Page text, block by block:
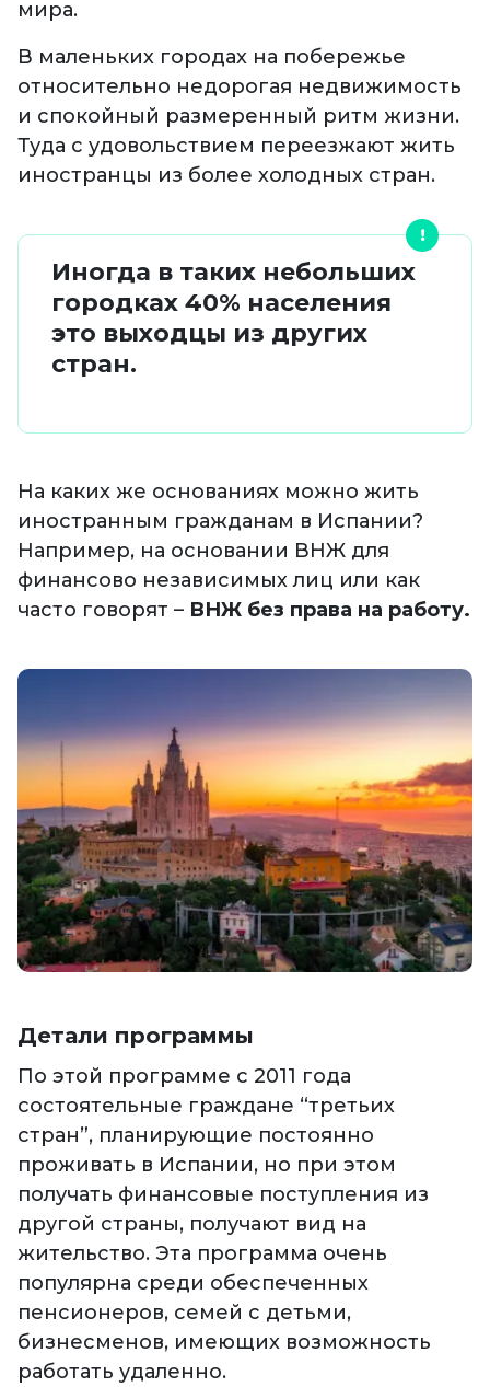
мира.
В маленьких городах на побережье
относительно недорогая недвижимость
и спокойный размеренный ритм жизни.
Туда с удовольствием переезжают жить
иностранцы из более холодных стран.
Иногда в таких небольших
городках 40% населения
это выходцы из других
стран.
На каких же основаниях можно жить
иностранным гражданам в Испании?
Например, на основании ВНЖ для
финансово независимых лиц или как
часто говорят – ВНЖ без права на работу.
Детали программы
По этой программе с 2011 года
состоятельные граждане “третьих
стран”, планирующие постоянно
проживать в Испании, но при этом
получать финансовые поступления из
другой страны, получают вид на
жительство. Эта программа очень
популярна среди обеспеченных
пенсионеров, семей с детьми,
бизнесменов, имеющих возможность
работать удаленно.